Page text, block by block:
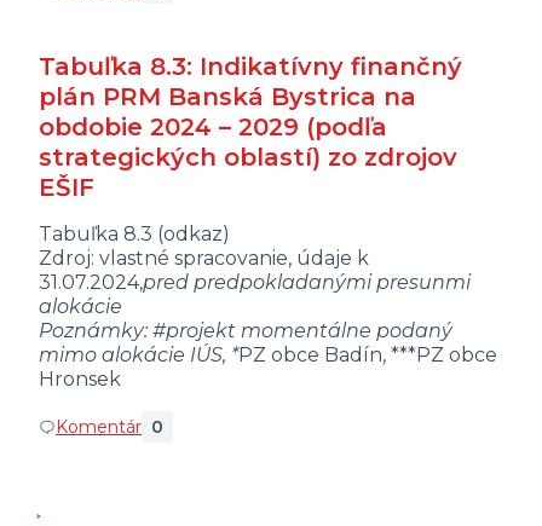
Tabuľka 8.3: Indikatívny finančný
plán PRM Banská Bystrica na
obdobie 2024 – 2029 (podľa
strategických oblastí) zo zdrojov
EŠIF
Tabuľka 8.3 (odkaz)
Zdroj: vlastné spracovanie, údaje k
31.07.2024,pred predpokladanými presunmi
alokácie
Poznámky: #projekt momentálne podaný
mimo alokácie IÚS, *PZ obce Badín, ***PZ obce
Hronsek
Komentár 0